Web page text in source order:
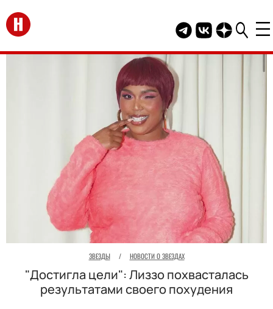
Перейти на главную
Telegram канал
Группа HELLO
Канал
ЗВЕЗДЫ / НОВОСТИ О ЗВЕЗДАХ
"Достигла цели": Лиззо похвасталась
результатами своего похудения